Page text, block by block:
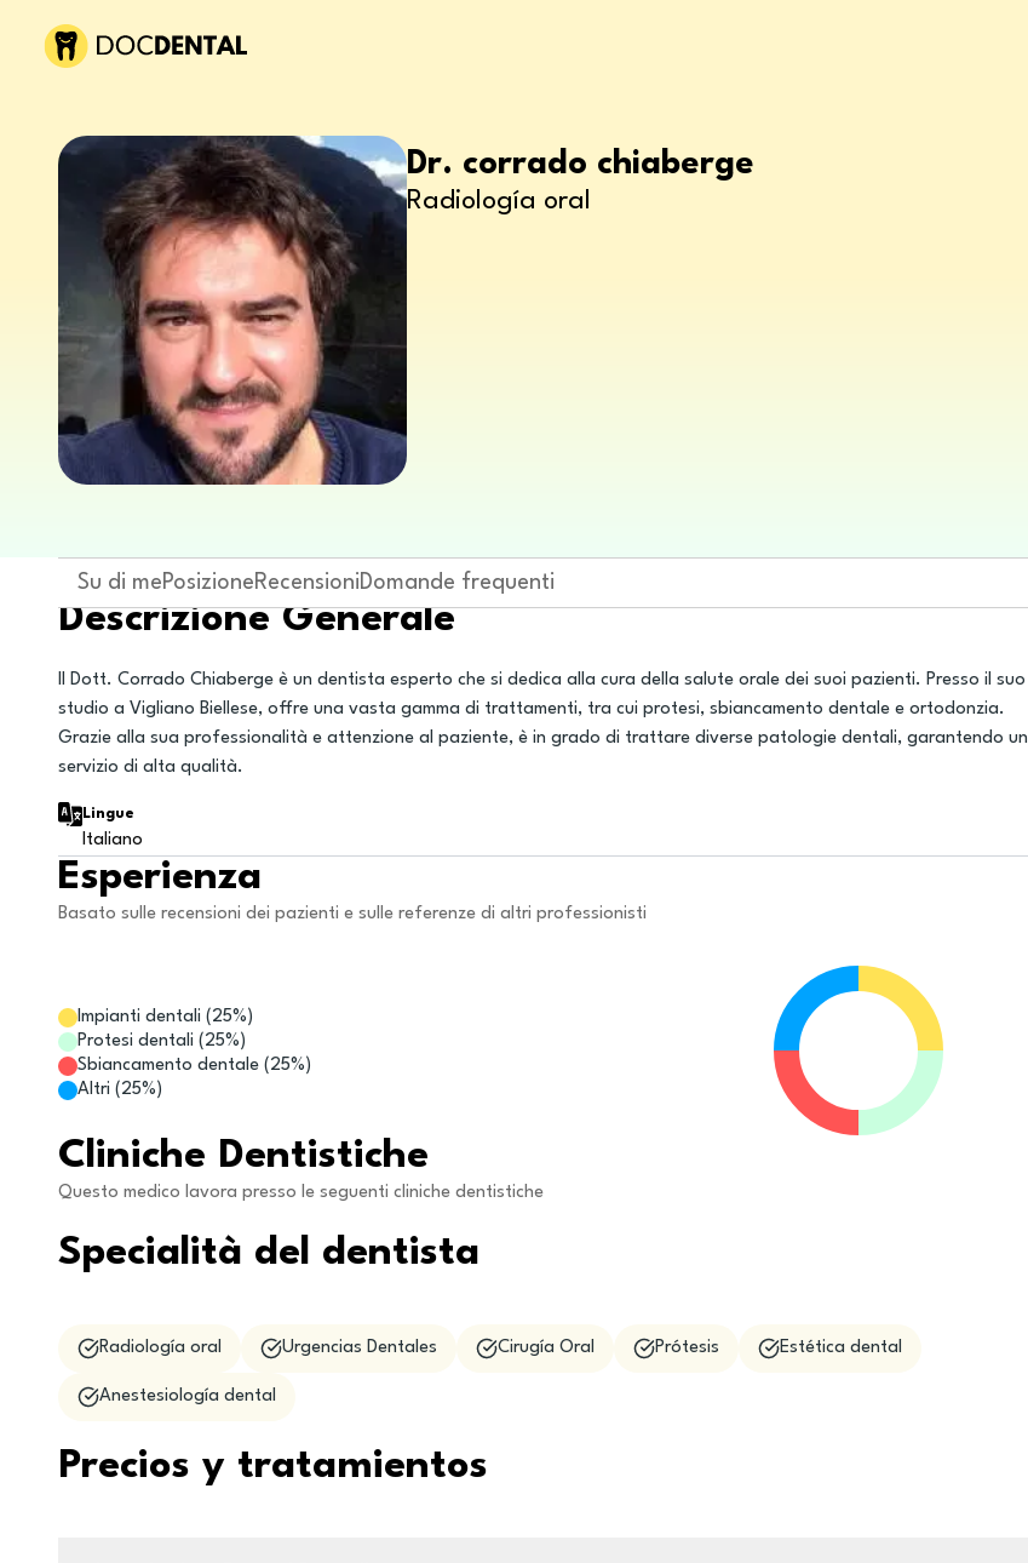
Dr. corrado chiaberge
Radiología oral
Su di mePosizioneRecensioniDomande frequenti
Descrizione Generale
Il Dott. Corrado Chiaberge è un dentista esperto che si dedica alla cura della salute orale dei suoi pazienti. Presso il suo
studio a Vigliano Biellese, offre una vasta gamma di trattamenti, tra cui protesi, sbiancamento dentale e ortodonzia.
Grazie alla sua professionalità e attenzione al paziente, è in grado di trattare diverse patologie dentali, garantendo un
servizio di alta qualità.
Lingue
Italiano
Esperienza
Basato sulle recensioni dei pazienti e sulle referenze di altri professionisti
Impianti dentali ( 25%)
Protesi dentali ( 25%)
Sbiancamento dentale ( 25%)
Altri ( 25%)
Cliniche Dentistiche
Questo medico lavora presso le seguenti cliniche dentistiche
Specialità del dentista
Radiología oral Urgencias Dentales Cirugía Oral Prótesis Estética dental
Anestesiología dental
Precios y tratamientos